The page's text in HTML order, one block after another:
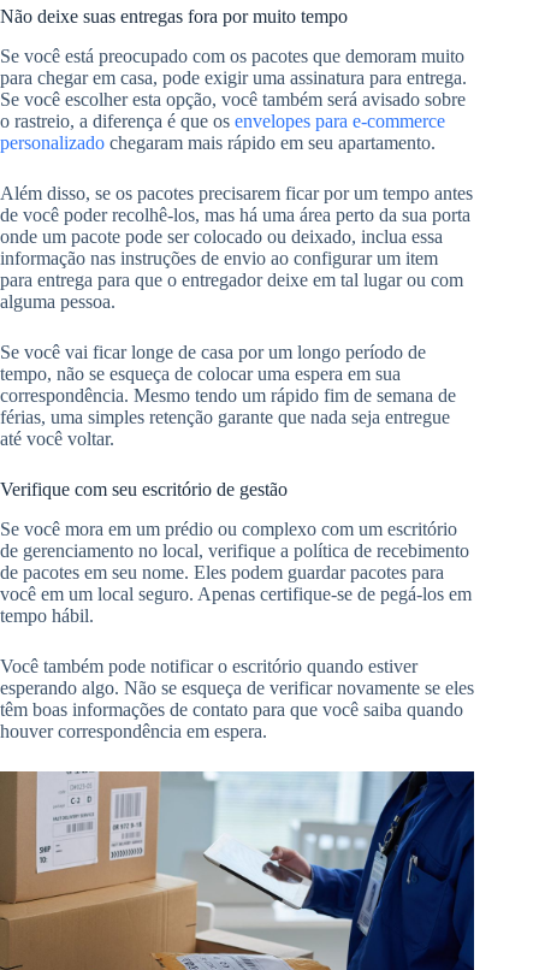
Não deixe suas entregas fora por muito tempo
Se você está preocupado com os pacotes que demoram muito
para chegar em casa, pode exigir uma assinatura para entrega.
Se você escolher esta opção, você também será avisado sobre
o rastreio, a diferença é que os envelopes para e-commerce
personalizado chegaram mais rápido em seu apartamento.
Além disso, se os pacotes precisarem ficar por um tempo antes
de você poder recolhê-los, mas há uma área perto da sua porta
onde um pacote pode ser colocado ou deixado, inclua essa
informação nas instruções de envio ao configurar um item
para entrega para que o entregador deixe em tal lugar ou com
alguma pessoa.
Se você vai ficar longe de casa por um longo período de
tempo, não se esqueça de colocar uma espera em sua
correspondência. Mesmo tendo um rápido fim de semana de
férias, uma simples retenção garante que nada seja entregue
até você voltar.
Verifique com seu escritório de gestão
Se você mora em um prédio ou complexo com um escritório
de gerenciamento no local, verifique a política de recebimento
de pacotes em seu nome. Eles podem guardar pacotes para
você em um local seguro. Apenas certifique-se de pegá-los em
tempo hábil.
Você também pode notificar o escritório quando estiver
esperando algo. Não se esqueça de verificar novamente se eles
têm boas informações de contato para que você saiba quando
houver correspondência em espera.